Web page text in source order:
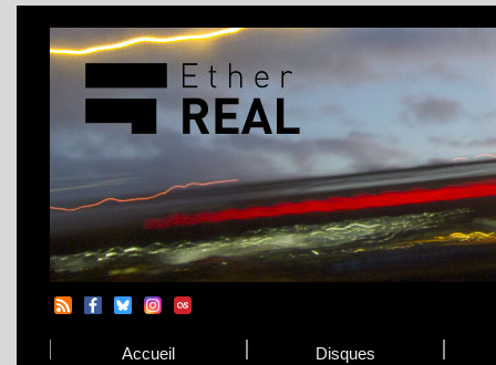
Accueil Disques